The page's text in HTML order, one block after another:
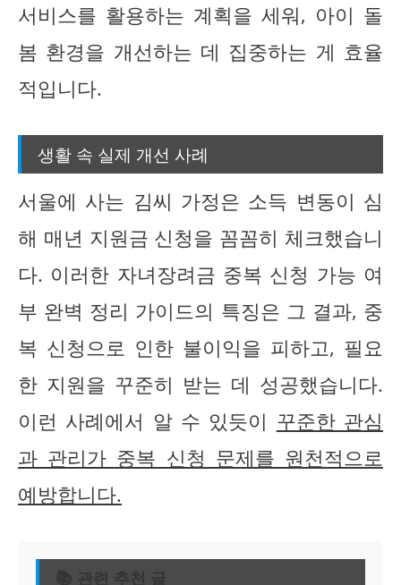
서비스를 활용하는 계획을 세워, 아이 돌
봄 환경을 개선하는 데 집중하는 게 효율
적입니다.
생활 속 실제 개선 사례
서울에 사는 김씨 가정은 소득 변동이 심
해 매년 지원금 신청을 꼼꼼히 체크했습니
다. 이러한 자녀장려금 중복 신청 가능 여
부 완벽 정리 가이드의 특징은 그 결과, 중
복 신청으로 인한 불이익을 피하고, 필요
한 지원을 꾸준히 받는 데 성공했습니다.
이런 사례에서 알 수 있듯이 꾸준한 관심
과 관리가 중복 신청 문제를 원천적으로
예방합니다.
📚 관련 추천 글